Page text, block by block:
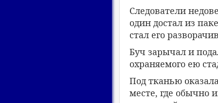
Следователи
один достал из
стал его
Буч зарычал и
охраняемого ею
Под тканью
месте, где обычно